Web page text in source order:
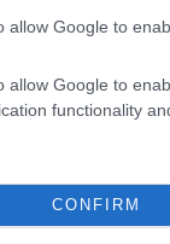
allow Google to
allow Google to
functionality
CONFIRM